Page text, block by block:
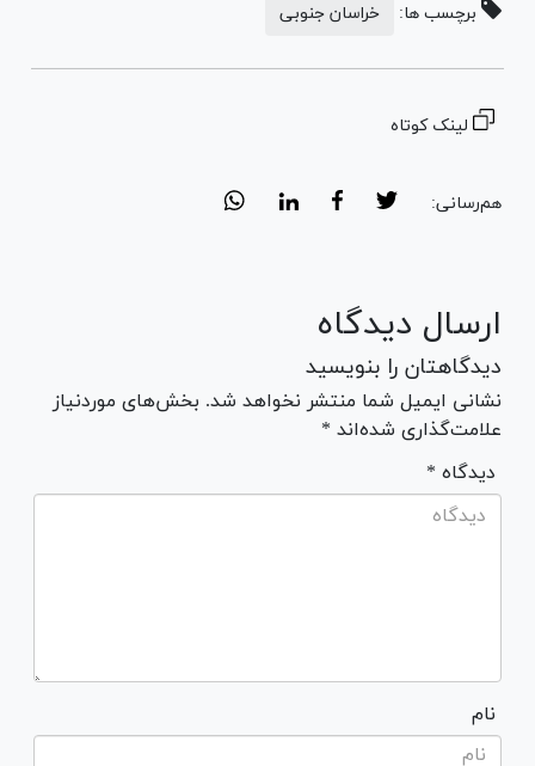
برچسب ها: خراسان جنوبی
لینک کوتاه
هم‌رسانی:
ارسال دیدگاه
دیدگاهتان را بنویسید
نشانی ایمیل شما منتشر نخواهد شد. بخش‌های موردنیاز
علامت‌گذاری شده‌اند *
* دیدگاه
نام